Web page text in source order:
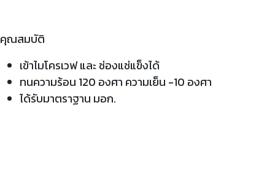
คุณสมบัติ
เข้าไมโครเวฟ และ ช่องแช่แข็งได้
ทนความร้อน 120 องศา ความเย็น -10 องศา
ได้รับมาตราฐาน มอก.